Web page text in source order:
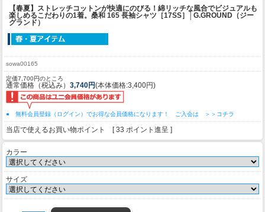
【春夏】ストレッチコットンが快適にのびる！綿リッチな風合でビジュアルも
楽しめるこだわりの1着。 桑和 165 長袖シャツ［17SS］│G.GROUND（ジー
グランド）
sowa00165
定価7,700円のところ
通常価格（税込み） 3,740円(本体価格:3,400円)
● 無料会員登録（ログイン）でお得な会員価格になります！ ご入会は ＞＞コチラ
当店で使えるお買い物ポイント [ 33 ポイント進呈 ]
カラー
サイズ